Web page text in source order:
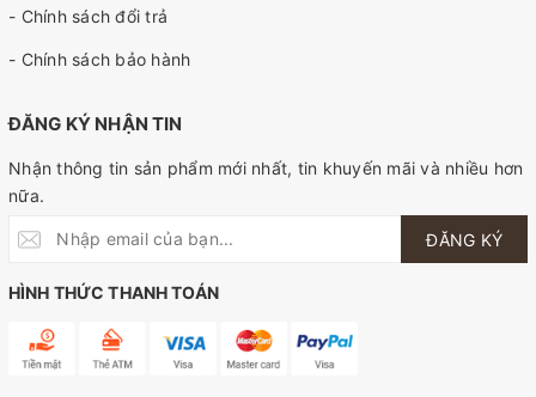
- Chính sách đổi trả
- Chính sách bảo hành
ĐĂNG KÝ NHẬN TIN
Nhận thông tin sản phẩm mới nhất, tin khuyến mãi và nhiều hơn
nữa.
ĐĂNG KÝ
HÌNH THỨC THANH TOÁN